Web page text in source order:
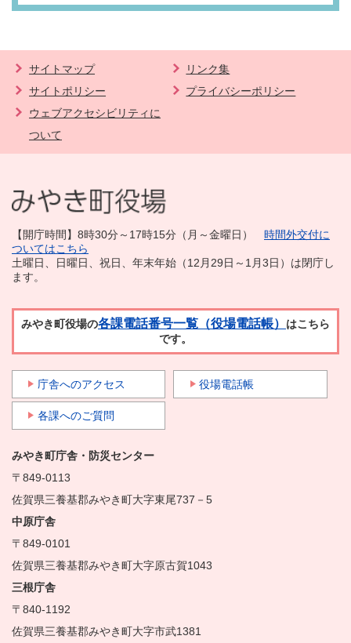
サイトマップ
リンク集
サイトポリシー
プライバシーポリシー
ウェブアクセシビリティに
ついて
【開庁時間】8時30分～17時15分（月～金曜日） 時間外交付に
ついてはこちら
土曜日、日曜日、祝日、年末年始（12月29日～1月3日）は閉庁し
ます。
みやき町役場の各課電話番号一覧（役場電話帳） はこちら
です。
庁舎へのアクセス 役場電話帳
各課へのご質問
みやき町庁舎・防災センター
〒849-0113
佐賀県三養基郡みやき町大字東尾737－5
中原庁舎
〒849-0101
佐賀県三養基郡みやき町大字原古賀1043
三根庁舎
〒840-1192
佐賀県三養基郡みやき町大字市武1381